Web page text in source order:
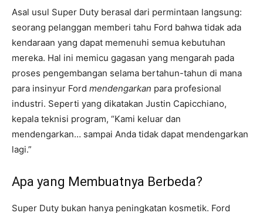
Asal usul Super Duty berasal dari permintaan langsung:
seorang pelanggan memberi tahu Ford bahwa tidak ada
kendaraan yang dapat memenuhi semua kebutuhan
mereka. Hal ini memicu gagasan yang mengarah pada
proses pengembangan selama bertahun-tahun di mana
para insinyur Ford mendengarkan para profesional
industri. Seperti yang dikatakan Justin Capicchiano,
kepala teknisi program, “Kami keluar dan
mendengarkan… sampai Anda tidak dapat mendengarkan
lagi.”
Apa yang Membuatnya Berbeda?
Super Duty bukan hanya peningkatan kosmetik. Ford